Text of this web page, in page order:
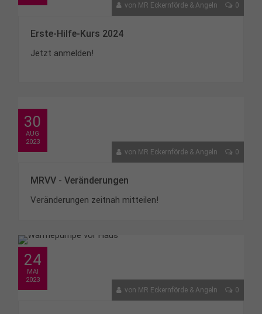
von MR Eckernförde & Angeln 0
Erste-Hilfe-Kurs 2024
Jetzt anmelden!
30
AUG
2023
von MR Eckernförde & Angeln 0
MRVV - Veränderungen
Veränderungen zeitnah mitteilen!
24
MAI
2023
von MR Eckernförde & Angeln 0